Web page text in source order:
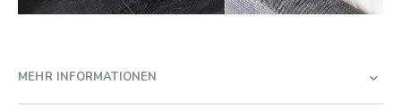
MEHR INFORMATIONEN